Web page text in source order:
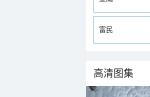
富民
高清图集